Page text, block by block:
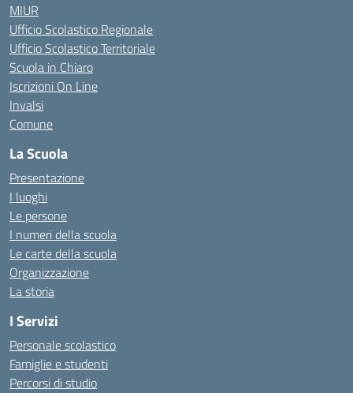
MIUR
Ufficio Scolastico Regionale
Ufficio Scolastico Territoriale
Scuola in Chiaro
Iscrizioni On Line
Invalsi
Comune
La Scuola
Presentazione
I luoghi
Le persone
I numeri della scuola
Le carte della scuola
Organizzazione
La storia
I Servizi
Personale scolastico
Famiglie e studenti
Percorsi di studio